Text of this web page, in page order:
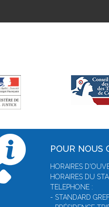
POUR NOUS
HORAIRES
HORAIRES DU
TELEPHONE :
- STANDARD